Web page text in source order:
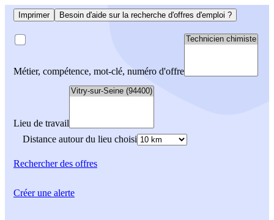
Imprimer Besoin d'aide sur la recherche d'offres d'emploi ?
Métier, compétence, mot-clé, numéro d'offre
Lieu de travail
Distance autour du lieu choisi
Rechercherdes offres
Créer une alerte